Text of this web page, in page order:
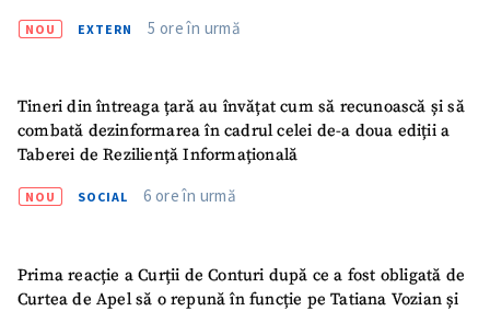
NOU EXTERN 5 ore în urmă
Tineri din întreaga țară au învățat cum să recunoască și să
combată dezinformarea în cadrul celei de-a doua ediții a
Taberei de Reziliență Informațională
NOU SOCIAL 6 ore în urmă
Prima reacție a Curții de Conturi după ce a fost obligată de
Curtea de Apel să o repună în funcție pe Tatiana Vozian și